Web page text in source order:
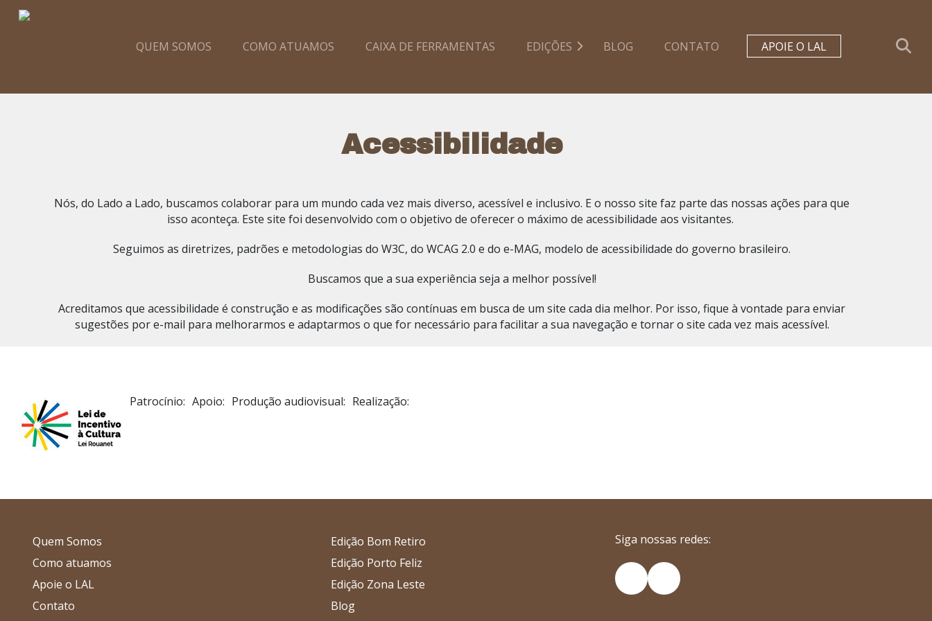
QUEM SOMOS COMO ATUAMOS CAIXA DE FERRAMENTAS EDIÇÕES BLOG CONTATO APOIE O LAL
Acessibilidade
Nós, do Lado a Lado, buscamos colaborar para um mundo cada vez mais diverso, acessível e inclusivo. E o nosso site faz parte das nossas ações para que
isso aconteça. Este site foi desenvolvido com o objetivo de oferecer o máximo de acessibilidade aos visitantes.
Seguimos as diretrizes, padrões e metodologias do W3C, do WCAG 2.0 e do e-MAG, modelo de acessibilidade do governo brasileiro.
Buscamos que a sua experiência seja a melhor possível!
Acreditamos que acessibilidade é construção e as modificações são contínuas em busca de um site cada dia melhor. Por isso, fique à vontade para enviar
sugestões por e-mail para melhorarmos e adaptarmos o que for necessário para facilitar a sua navegação e tornar o site cada vez mais acessível.
Patrocínio: Apoio: Produção audiovisual: Realização:
Quem Somos
Como atuamos
Apoie o LAL
Contato
Edição Bom Retiro
Edição Porto Feliz
Edição Zona Leste
Blog
Siga nossas redes:
InstagramYouTube